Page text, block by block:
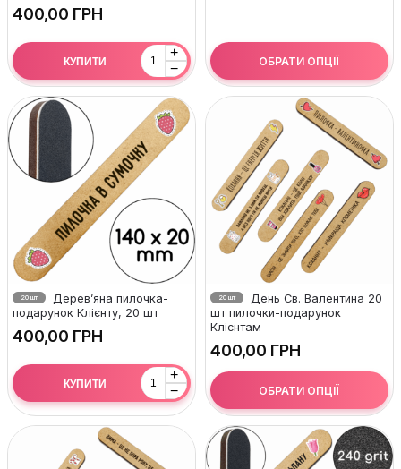
ГРН
+
−
КУПИТИ ОБРАТИ ОПЦІЇ
20 шт
Дерев’яна пилочка-
подарунок Клієнту, 20 шт
ГРН
+
−
КУПИТИ
20 шт
День Св. Валентина 20
шт пилочки-подарунок
Клієнтам
ГРН
ОБРАТИ ОПЦІЇ